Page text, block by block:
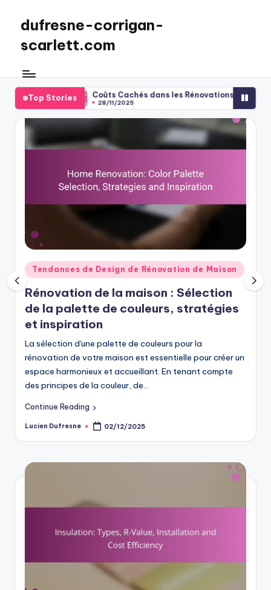
content
dufresne-corrigan-
scarlett.com
Top Stories
Coûts Cachés dans les Rénovations de Maison :
28/11/2025
Posted
in
Tendances de Design de Rénovation de Maison
Rénovation de la maison : Sélection
de la palette de couleurs, stratégies
et inspiration
La sélection d'une palette de couleurs pour la
rénovation de votre maison est essentielle pour créer un
espace harmonieux et accueillant. En tenant compte
des principes de la couleur, de…
Continue Reading
Posted
Lucien Dufresne 02/12/2025